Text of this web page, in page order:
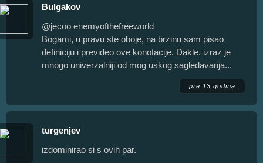
Bulgakov
@jecoo enemyofthefreeworld
Bogami, u pravu ste oboje, na brzinu sam pisao
definiciju i prevideo ove konotacije. Dakle, izraz je
mnogo univerzalniji od mog uskog sagledavanja...
pre 13 godina
turgenjev
izdominirao si s ovih par.